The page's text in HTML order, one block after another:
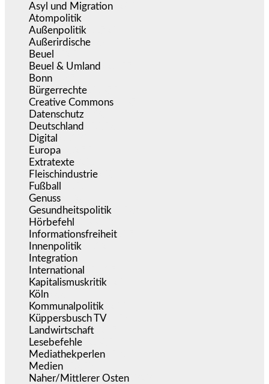
Asyl und Migration
Atompolitik
Außenpolitik
Außerirdische
Beuel
Beuel & Umland
Bonn
Bürgerrechte
Creative Commons
Datenschutz
Deutschland
Digital
Europa
Extratexte
Fleischindustrie
Fußball
Genuss
Gesundheitspolitik
Hörbefehl
Informationsfreiheit
Innenpolitik
Integration
International
Kapitalismuskritik
Köln
Kommunalpolitik
Küppersbusch TV
Landwirtschaft
Lesebefehle
Mediathekperlen
Medien
Naher/Mittlerer Osten